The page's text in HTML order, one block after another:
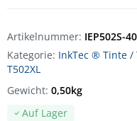
Artikelnummer: IEP502S-
Kategorie: InkTec ® Tinte /
T502XL
Auf Lager
Gewicht: 0,50kg